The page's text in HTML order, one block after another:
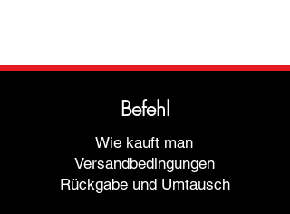
Befehl
Wie kauft man
Versandbedingungen
Rückgabe und Umtausch